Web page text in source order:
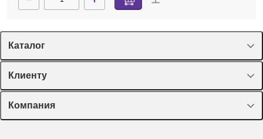
Каталог
Спецпредложения
Оборудование, приборы
Пластик, стекло, принадлежности
Химические реактивы, препараты, наборы
Клиенту
Лекторий Диаэм
Доставка и оплата
Компания